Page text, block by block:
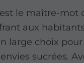
le maître-mot
aux
large choix
sucrées.